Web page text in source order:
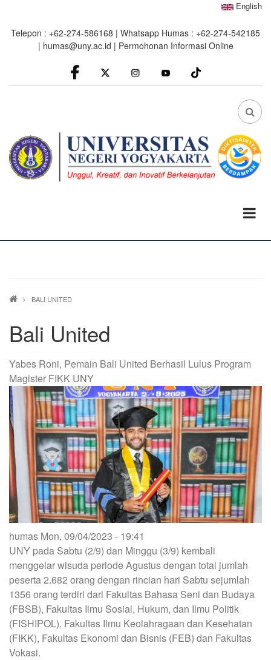
main
English
Telepon : +62-274-586168 | Whatsapp Humas : +62-274-542185
| humas@uny.ac.id | Permohonan Informasi Online
facebook
Instagram youtube
FA
Breadcrumb
BALI UNITED
Bali United
Yabes Roni, Pemain Bali United Berhasil Lulus Program
Magister FIKK UNY
humas Mon, 09/04/2023 - 19:41
UNY pada Sabtu (2/9) dan Minggu (3/9) kembali
menggelar wisuda periode Agustus dengan total jumlah
peserta 2.682 orang dengan rincian hari Sabtu sejumlah
1356 orang terdiri dari Fakultas Bahasa Seni dan Budaya
(FBSB), Fakultas Ilmu Sosial, Hukum, dan Ilmu Politik
(FISHIPOL), Fakultas Ilmu Keolahragaan dan Kesehatan
(FIKK), Fakultas Ekonomi dan Bisnis (FEB) dan Fakultas
Vokasi.